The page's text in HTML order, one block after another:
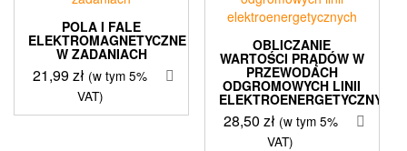
POLA I FALE
ELEKTROMAGNETYCZNE
W ZADANIACH
21,99zł (w tym 5%
VAT)
OBLICZANIE
WARTOŚCI PRĄDÓW W
PRZEWODACH
ODGROMOWYCH LINII
ELEKTROENERGETYCZNYCH
28,50 zł (w tym 5%
VAT)